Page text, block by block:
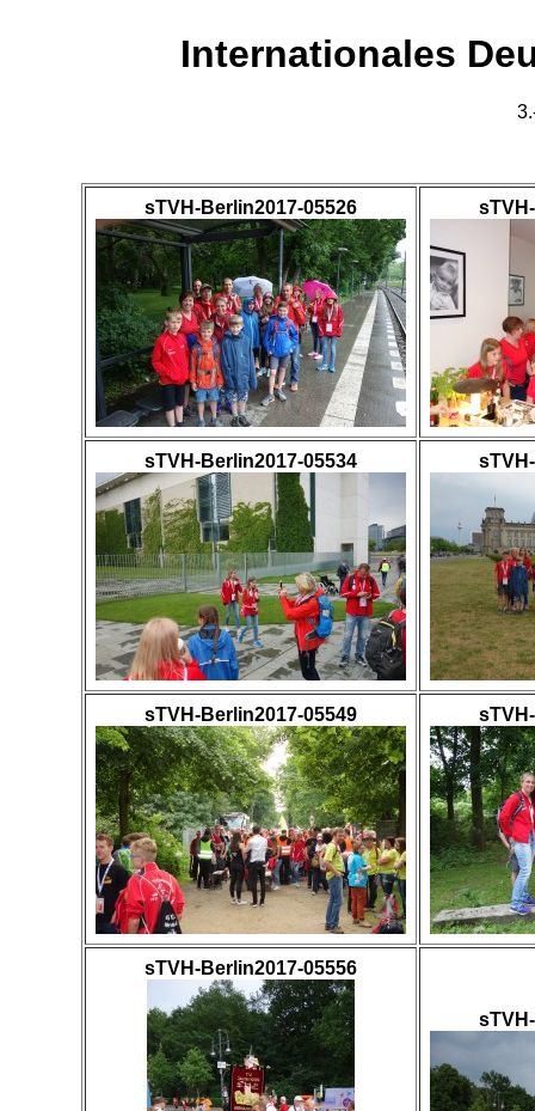
Internationales
sTVH-Berlin2017-05526
sTVH-Berlin2017-05534
sTVH-Berlin2017-05549
sTVH-Berlin2017-05556